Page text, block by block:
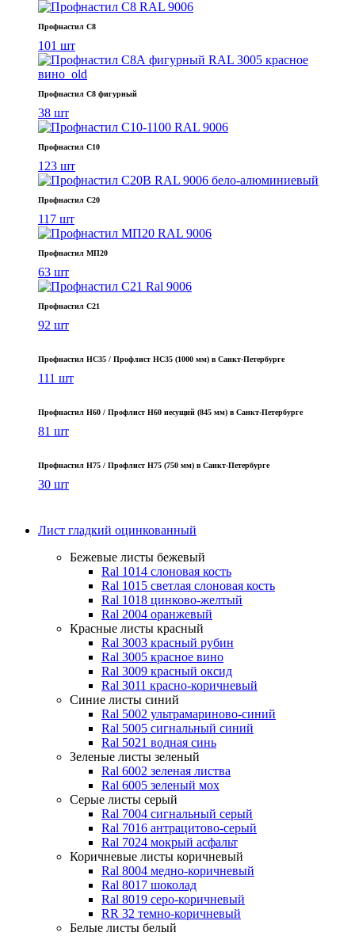
Профнастил С8
101 шт
Профнастил С8 фигурный
38 шт
Профнастил С10
123 шт
Профнастил С20
117 шт
Профнастил МП20
63 шт
Профнастил С21
92 шт
Профнастил НС35 / Профлист НС35 (1000 мм) в Санкт‑Петербурге
111 шт
Профнастил Н60 / Профлист Н60 несущий (845 мм) в Санкт-Петербурге
81 шт
Профнастил Н75 / Профлист Н75 (750 мм) в Санкт-Петербурге
30 шт
Лист гладкий оцинкованный
Бежевые листы бежевый
Ral 1014 слоновая кость
Ral 1015 светлая слоновая кость
Ral 1018 цинково-желтый
Ral 2004 оранжевый
Красные листы красный
Ral 3003 красный рубин
Ral 3005 красное вино
Ral 3009 красный оксид
Ral 3011 красно-коричневый
Синие листы синий
Ral 5002 ультрамариново-синий
Ral 5005 сигнальный синий
Ral 5021 водная синь
Зеленые листы зеленый
Ral 6002 зеленая листва
Ral 6005 зеленый мох
Серые листы серый
Ral 7004 сигнальный серый
Ral 7016 антрацитово-серый
Ral 7024 мокрый асфальт
Коричневые листы коричневый
Ral 8004 медно-коричневый
Ral 8017 шоколад
Ral 8019 серо-коричневый
RR 32 темно-коричневый
Белые листы белый